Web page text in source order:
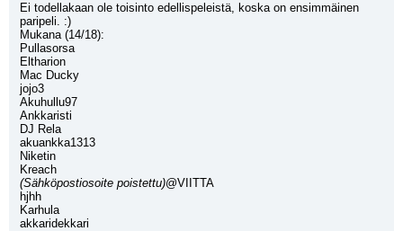
Ei todellakaan ole toisinto edellispeleistä, koska on ensimmäinen
paripeli. :)
Mukana (14/18):
Pullasorsa
Eltharion
Mac Ducky
jojo3
Akuhullu97
Ankkaristi
DJ Rela
akuankka1313
Niketin
Kreach
(Sähköpostiosoite poistettu)@VIITTA
hjhh
Karhula
akkaridekkari